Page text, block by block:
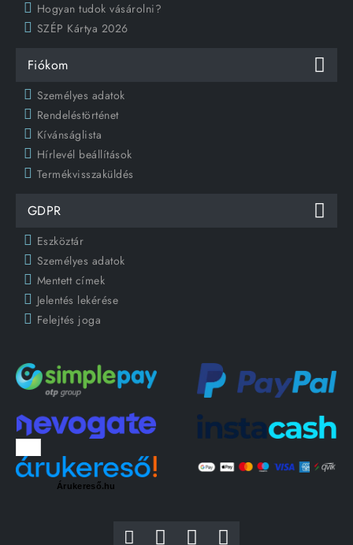
Hogyan tudok vásárolni?
SZÉP Kártya 2026
Fiókom
Személyes adatok
Rendeléstörténet
Kívánságlista
Hírlevél beállítások
Termékvisszaküldés
GDPR
Eszköztár
Személyes adatok
Mentett címek
Jelentés lekérése
Felejtés joga
Árukereső.hu